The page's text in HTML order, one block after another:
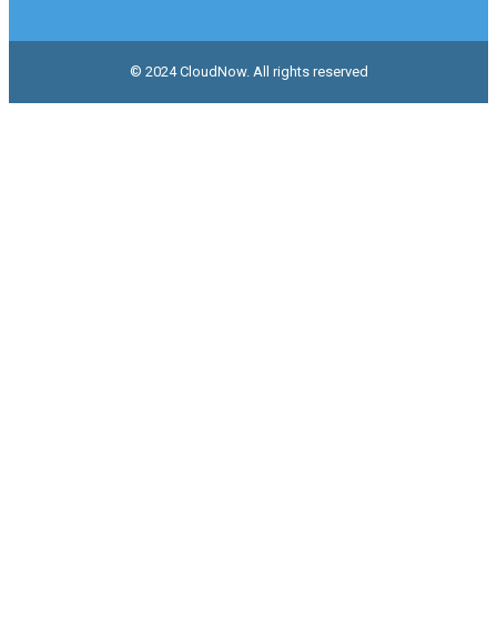
© 2024 CloudNow. All rights reserved